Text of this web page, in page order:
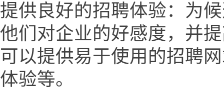
提供良好的招聘体验：为
他们对企业的好感度，并
可以提供易于使用的招聘
体验等。